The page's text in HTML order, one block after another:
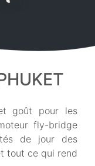
goût pour les
fly-bridge
de jour des
tout ce qui rend